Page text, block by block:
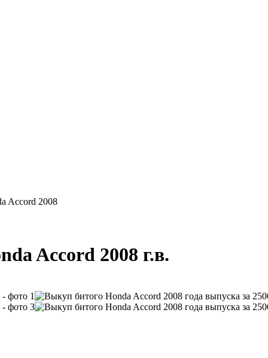
Accord 2008
Accord 2008 г.в.